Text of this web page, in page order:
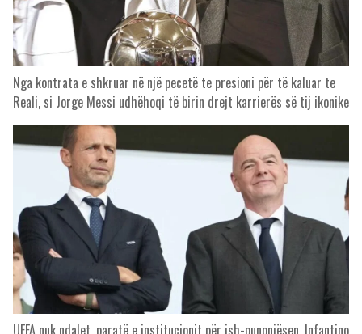
Nga kontrata e shkruar në një pecetë te presioni për të kaluar te
Reali, si Jorge Messi udhëhoqi të birin drejt karrierës së tij ikonike
UEFA nuk ndalet, paratë e institucionit për ish-punonjësen, Infantino